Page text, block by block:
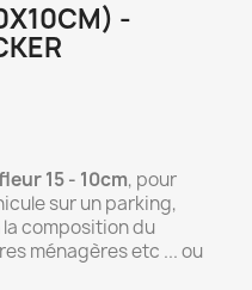
-
15 - 10cm, pour
sur un parking,
composition du
ménagères etc ... ou